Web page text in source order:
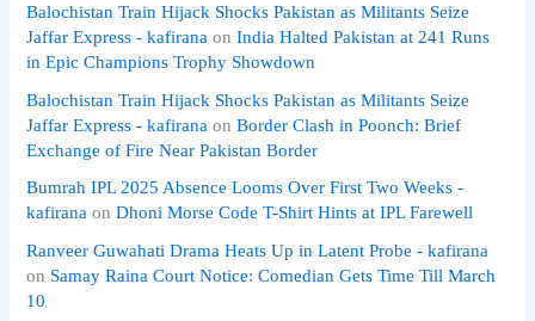
Balochistan Train Hijack Shocks Pakistan as Militants Seize
Jaffar Express - kafirana onIndia Halted Pakistan at 241 Runs
in Epic Champions Trophy Showdown
Balochistan Train Hijack Shocks Pakistan as Militants Seize
Jaffar Express - kafirana onBorder Clash in Poonch: Brief
Exchange of Fire Near Pakistan Border
Bumrah IPL 2025 Absence Looms Over First Two Weeks -
kafirana onDhoni Morse Code T-Shirt Hints at IPL Farewell
Ranveer Guwahati Drama Heats Up in Latent Probe - kafirana
on Samay Raina Court Notice: Comedian Gets Time Till March
10